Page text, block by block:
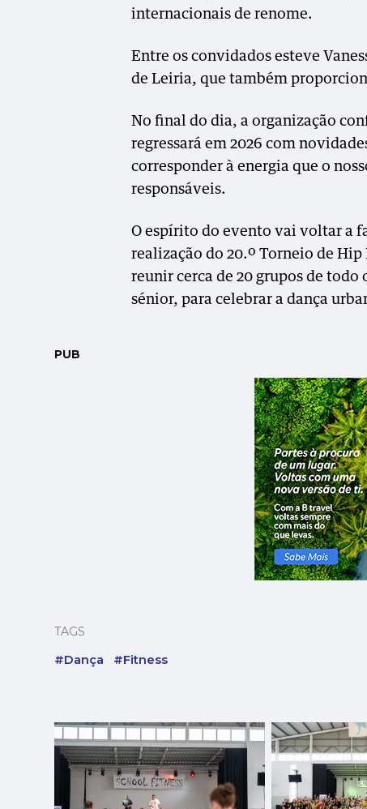
internacionais de renome.
Entre os convidados esteve
de Leiria, que também
No final do dia, a organização
regressará em 2026 com
corresponder à energia que o
responsáveis.
O espírito do evento vai voltar a
realização do 20.º Torneio de
reunir cerca de 20 grupos de
sénior, para celebrar a dança
PUB
TAGS
#Dança #Fitness